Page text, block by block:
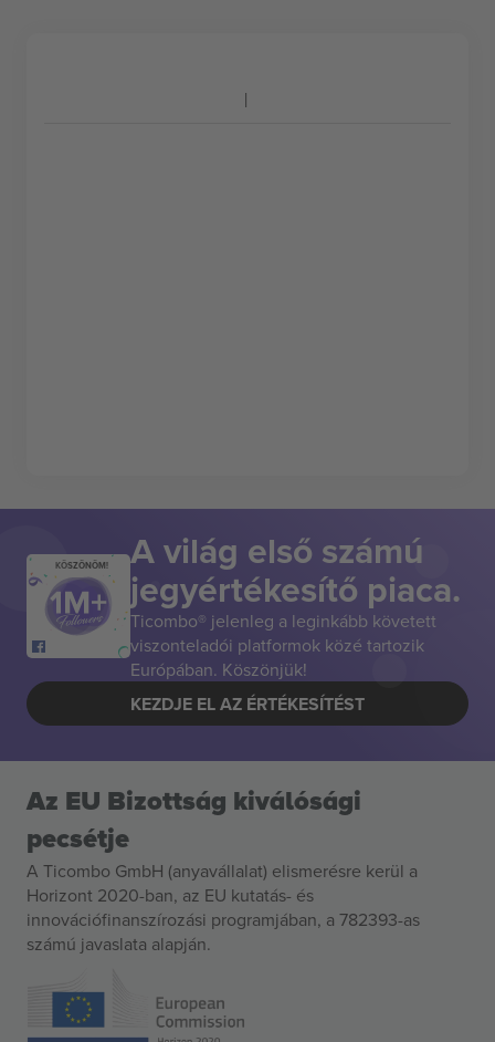
KÖSZÖNÖM! A világ első számú
jegyértékesítő piaca.
Ticombo® jelenleg a leginkább követett
viszonteladói platformok közé tartozik
Európában. Köszönjük!
KEZDJE EL AZ ÉRTÉKESÍTÉST
Az EU Bizottság kiválósági
pecsétje
A Ticombo GmbH (anyavállalat) elismerésre kerül a
Horizont 2020-ban, az EU kutatás- és
innovációfinanszírozási programjában, a 782393-as
számú javaslata alapján.